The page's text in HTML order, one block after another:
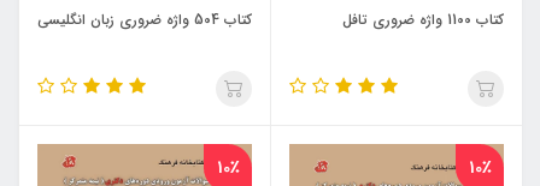
کتاب 1100 واژه ضروری تافل
کتاب 504 واژه ضروری زبان انگلیسی
10٪ 10٪